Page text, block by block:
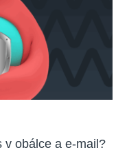
v obálce a e-mail?